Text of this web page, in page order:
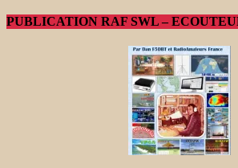
PUBLICATION RAF SWL –